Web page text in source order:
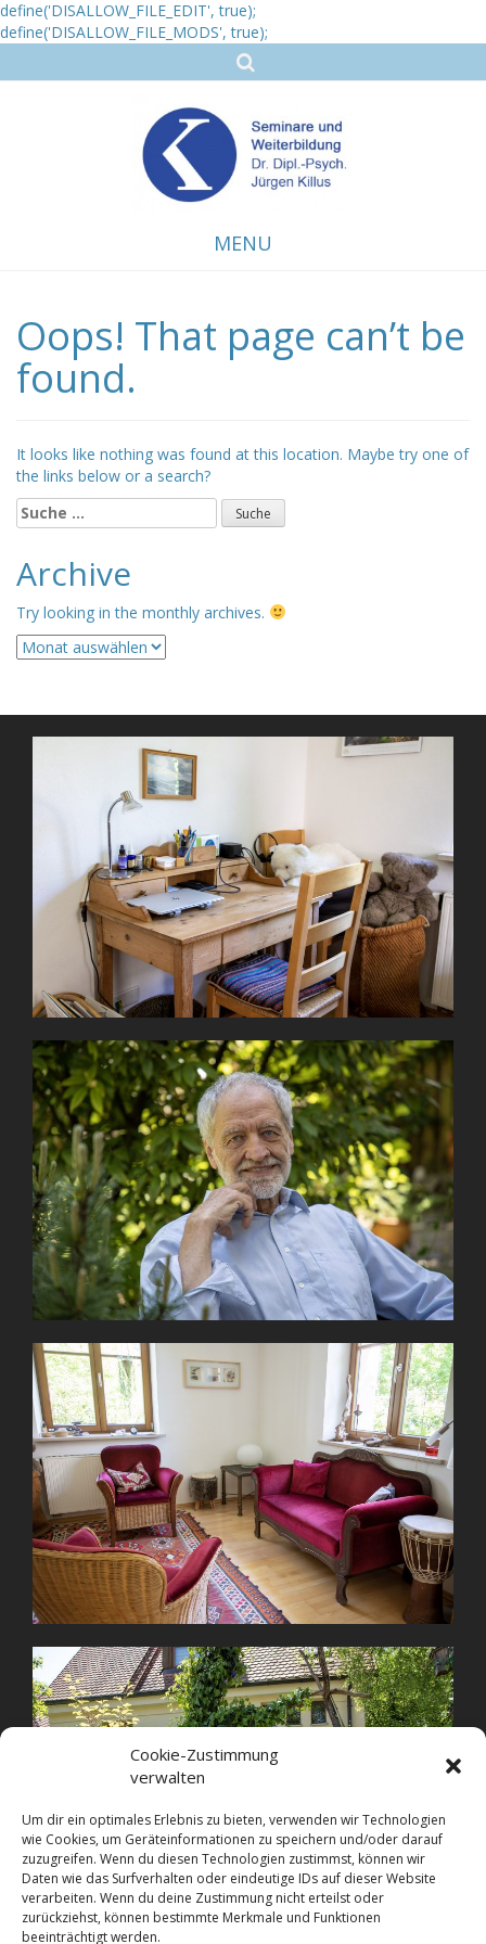
Cookie-Zustimmung
verwalten
Um dir ein optimales Erlebnis zu bieten, verwenden wir Technologien
wie Cookies, um Geräteinformationen zu speichern und/oder darauf
zuzugreifen. Wenn du diesen Technologien zustimmst, können wir
Daten wie das Surfverhalten oder eindeutige IDs auf dieser Website
verarbeiten. Wenn du deine Zustimmung nicht erteilst oder
zurückziehst, können bestimmte Merkmale und Funktionen
beeinträchtigt werden.
define('DISALLOW_FILE_EDIT', true);
define('DISALLOW_FILE_MODS', true);
MENU
to
content
Oops! That page can’t be
found.
It looks like nothing was found at this location. Maybe try one of
the links below or a search?
Suche
nach:
Archive
Try looking in the monthly archives.
Archive